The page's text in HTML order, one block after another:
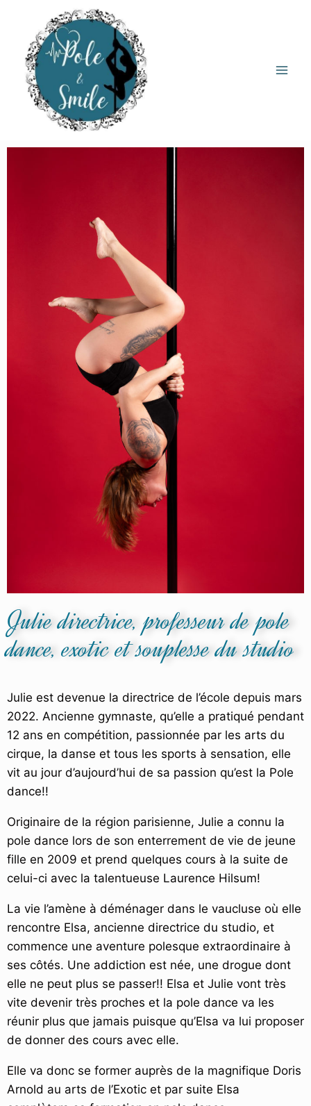
Julie directrice, professeur de pole
dance, exotic et souplesse du studio
Julie est devenue la directrice de l’école depuis mars
2022. Ancienne gymnaste, qu’elle a pratiqué pendant
12 ans en compétition, passionnée par les arts du
cirque, la danse et tous les sports à sensation, elle
vit au jour d’aujourd’hui de sa passion qu’est la Pole
dance!!
Originaire de la région parisienne, Julie a connu la
pole dance lors de son enterrement de vie de jeune
fille en 2009 et prend quelques cours à la suite de
celui-ci avec la talentueuse Laurence Hilsum!
La vie l’amène à déménager dans le vaucluse où elle
rencontre Elsa, ancienne directrice du studio, et
commence une aventure polesque extraordinaire à
ses côtés. Une addiction est née, une drogue dont
elle ne peut plus se passer!! Elsa et Julie vont très
vite devenir très proches et la pole dance va les
réunir plus que jamais puisque qu’Elsa va lui proposer
de donner des cours avec elle.
Elle va donc se former auprès de la magnifique Doris
Arnold au arts de l’Exotic et par suite Elsa